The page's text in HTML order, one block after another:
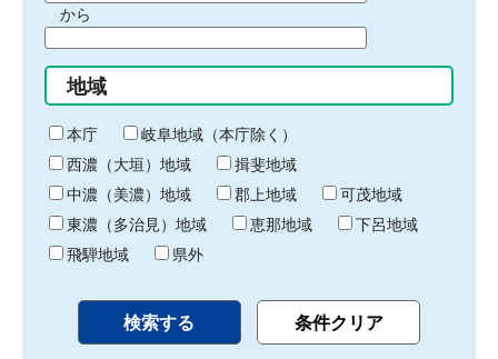
間
始
り
から
間
終
わ
り
地域
本庁
岐阜地域（本庁除く）
西濃（大垣）地域
揖斐地域
中濃（美濃）地域
郡上地域
可茂地域
東濃（多治見）地域
恵那地域
下呂地域
飛騨地域
県外